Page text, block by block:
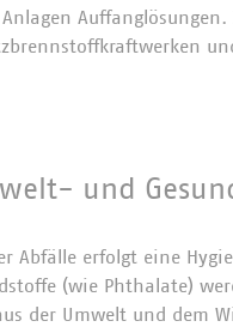
und
Abfälle erfolgt eine
(wie Phthalate)
der Umwelt und dem